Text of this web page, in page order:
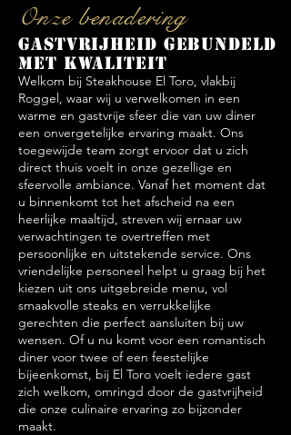
Onze benadering
Gastvrijheid gebundeld
met kwaliteit
Welkom bij Steakhouse El Toro, vlakbij
Roggel, waar wij u verwelkomen in een
warme en gastvrije sfeer die van uw diner
een onvergetelijke ervaring maakt. Ons
toegewijde team zorgt ervoor dat u zich
direct thuis voelt in onze gezellige en
sfeervolle ambiance. Vanaf het moment dat
u binnenkomt tot het afscheid na een
heerlijke maaltijd, streven wij ernaar uw
verwachtingen te overtreffen met
persoonlijke en uitstekende service. Ons
vriendelijke personeel helpt u graag bij het
kiezen uit ons uitgebreide menu, vol
smaakvolle steaks en verrukkelijke
gerechten die perfect aansluiten bij uw
wensen. Of u nu komt voor een romantisch
diner voor twee of een feestelijke
bijeenkomst, bij El Toro voelt iedere gast
zich welkom, omringd door de gastvrijheid
die onze culinaire ervaring zo bijzonder
maakt.